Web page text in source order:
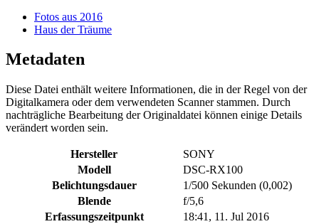
Fotos aus 2016
Haus der Träume
Metadaten
Diese Datei enthält weitere Informationen, die in der Regel von der
Digitalkamera oder dem verwendeten Scanner stammen. Durch
nachträgliche Bearbeitung der Originaldatei können einige Details
verändert worden sein.
Hersteller
SONY
Modell
DSC-RX100
Belichtungsdauer
1/500 Sekunden (0,002)
Blende
f/5,6
Erfassungszeitpunkt
18:41, 11. Jul 2016